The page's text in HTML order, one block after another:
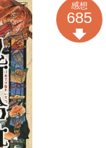
感想
685